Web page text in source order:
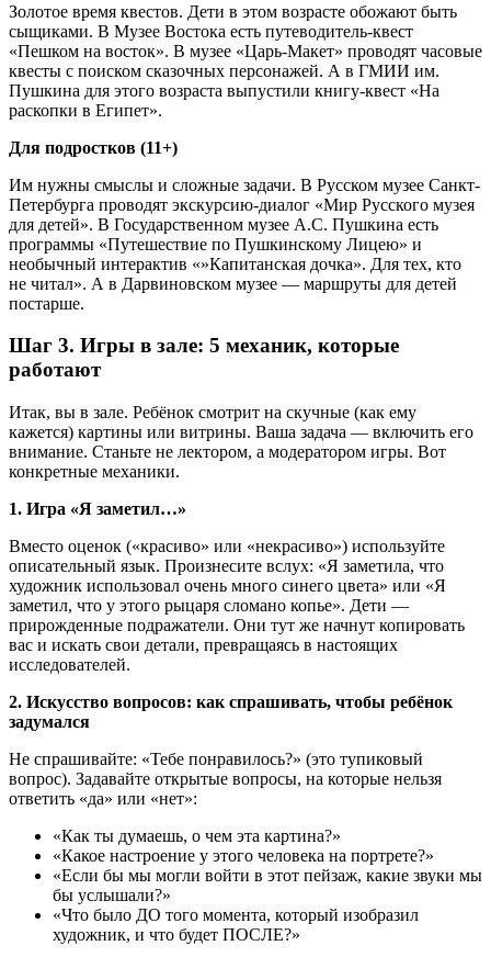
Золотое время квестов. Дети в этом возрасте обожают быть
сыщиками. В Музее Востока есть путеводитель-квест
«Пешком на восток». В музее «Царь-Макет» проводят часовые
квесты с поиском сказочных персонажей. А в ГМИИ им.
Пушкина для этого возраста выпустили книгу-квест «На
раскопки в Египет».
Для подростков (11+)
Им нужны смыслы и сложные задачи. В Русском музее Санкт-
Петербурга проводят экскурсию-диалог «Мир Русского музея
для детей». В Государственном музее А.С. Пушкина есть
программы «Путешествие по Пушкинскому Лицею» и
необычный интерактив «»Капитанская дочка». Для тех, кто
не читал». А в Дарвиновском музее — маршруты для детей
постарше.
Шаг 3. Игры в зале: 5 механик, которые
работают
Итак, вы в зале. Ребёнок смотрит на скучные (как ему
кажется) картины или витрины. Ваша задача — включить его
внимание. Станьте не лектором, а модератором игры. Вот
конкретные механики.
1. Игра «Я заметил…»
Вместо оценок («красиво» или «некрасиво») используйте
описательный язык. Произнесите вслух: «Я заметила, что
художник использовал очень много синего цвета» или «Я
заметил, что у этого рыцаря сломано копье». Дети —
прирожденные подражатели. Они тут же начнут копировать
вас и искать свои детали, превращаясь в настоящих
исследователей.
2. Искусство вопросов: как спрашивать, чтобы ребёнок
задумался
Не спрашивайте: «Тебе понравилось?» (это тупиковый
вопрос). Задавайте открытые вопросы, на которые нельзя
ответить «да» или «нет»:
«Как ты думаешь, о чем эта картина?»
«Какое настроение у этого человека на портрете?»
«Если бы мы могли войти в этот пейзаж, какие звуки мы
бы услышали?»
«Что было ДО того момента, который изобразил
художник, и что будет ПОСЛЕ?»